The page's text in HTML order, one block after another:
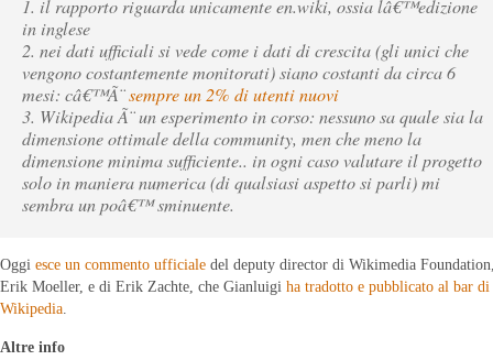
1. il rapporto riguarda unicamente en.wiki, ossia lâ€™edizione
in inglese
2. nei dati ufficiali si vede come i dati di crescita (gli unici che
vengono costantemente monitorati) siano costanti da circa 6
mesi: câ€™Ã¨sempre un 2% di utenti nuovi
3. Wikipedia Ã¨ un esperimento in corso: nessuno sa quale sia la
dimensione ottimale della community, men che meno la
dimensione minima sufficiente.. in ogni caso valutare il progetto
solo in maniera numerica (di qualsiasi aspetto si parli) mi
sembra un poâ€™ sminuente.
Oggi esce un commento ufficiale del deputy director di Wikimedia
Erik Moeller, e di Erik Zachte, che Gianluigi ha tradotto e pubblicato al bar di
Wikipedia.
Altre info